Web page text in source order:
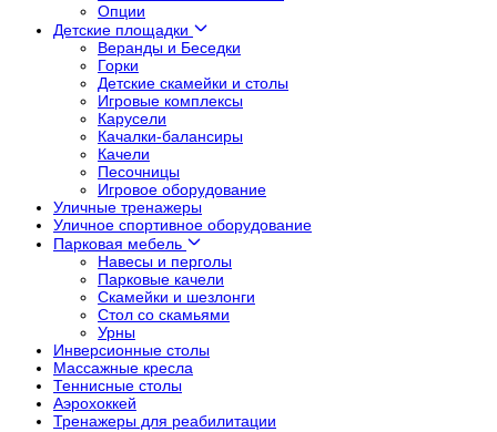
Опции
Детские площадки
Веранды и Беседки
Горки
Детские скамейки и столы
Игровые комплексы
Карусели
Качалки-балансиры
Качели
Песочницы
Игровое оборудование
Уличные тренажеры
Уличное спортивное оборудование
Парковая мебель
Навесы и перголы
Парковые качели
Скамейки и шезлонги
Стол со скамьями
Урны
Инверсионные столы
Массажные кресла
Теннисные столы
Аэрохоккей
Тренажеры для реабилитации